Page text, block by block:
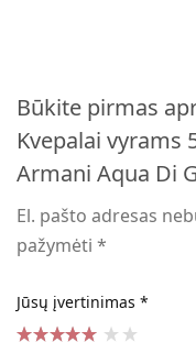
Būkite pirmas
Kvepalai vyrams
Armani Aqua Di
El. pašto adresas
pažymėti*
Jūsų įvertinimas *